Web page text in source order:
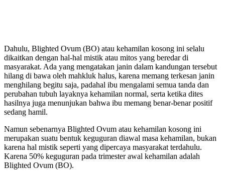
Dahulu, Blighted Ovum (BO) atau kehamilan kosong ini selalu
dikaitkan dengan hal-hal mistik atau mitos yang beredar di
masyarakat. Ada yang mengatakan janin dalam kandungan tersebut
hilang di bawa oleh mahkluk halus, karena memang terkesan janin
menghilang begitu saja, padahal ibu mengalami semua tanda dan
perubahan tubuh layaknya kehamilan normal, serta ketika dites
hasilnya juga menunjukan bahwa ibu memang benar-benar positif
sedang hamil.
Namun sebenarnya Blighted Ovum atau kehamilan kosong ini
merupakan suatu bentuk keguguran diawal masa kehamilan, bukan
karena hal mistik seperti yang dipercaya masyarakat terdahulu.
Karena 50% keguguran pada trimester awal kehamilan adalah
Blighted Ovum (BO).